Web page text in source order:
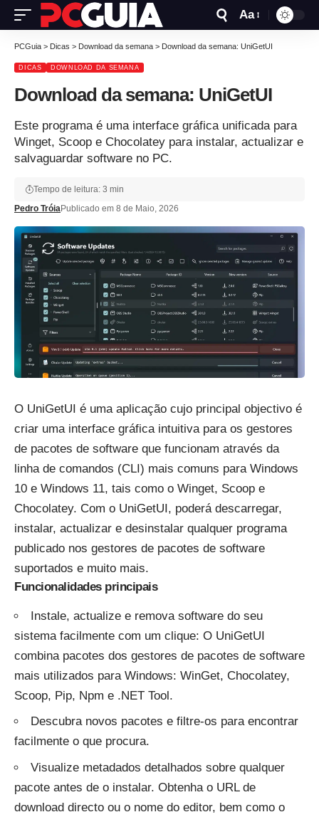
Aa
PCGuia > Dicas > Download da semana > Download da semana: UniGetUI
DICAS DOWNLOAD DA SEMANA
Download da semana: UniGetUI
Este programa é uma interface gráfica unificada para
Winget, Scoop e Chocolatey para instalar, actualizar e
salvaguardar software no PC.
Pedro TróiaPublicado em 8 de Maio, 2026
Tempo de leitura: 3 min
O UniGetUI é uma aplicação cujo principal objectivo é
criar uma interface gráfica intuitiva para os gestores
de pacotes de software que funcionam através da
linha de comandos (CLI) mais comuns para Windows
10 e Windows 11, tais como o Winget, Scoop e
Chocolatey. Com o UniGetUI, poderá descarregar,
instalar, actualizar e desinstalar qualquer programa
publicado nos gestores de pacotes de software
suportados e muito mais.
Funcionalidades principais
Instale, actualize e remova software do seu
sistema facilmente com um clique: O UniGetUI
combina pacotes dos gestores de pacotes de software
mais utilizados para Windows: WinGet, Chocolatey,
Scoop, Pip, Npm e .NET Tool.
Descubra novos pacotes e filtre-os para encontrar
facilmente o que procura.
Visualize metadados detalhados sobre qualquer
pacote antes de o instalar. Obtenha o URL de
download directo ou o nome do editor, bem como o